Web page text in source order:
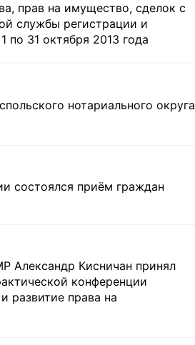
прав на имущество, сделок с
службы регистрации и
31 октября 2013 года
нотариального округа
состоялся приём граждан
Александр Кисничан принял
конференции
развитие права на